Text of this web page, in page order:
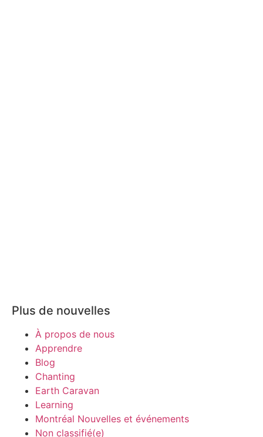
Plus de nouvelles
À propos de nous
Apprendre
Blog
Chanting
Earth Caravan
Learning
Montréal Nouvelles et événements
Non classifié(e)